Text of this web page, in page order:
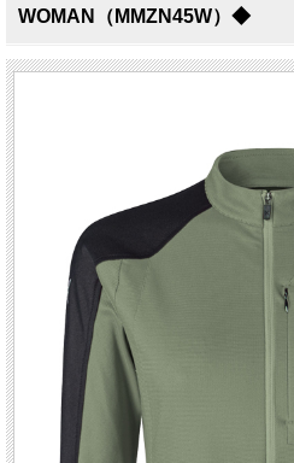
WOMAN（MMZN45W）◆